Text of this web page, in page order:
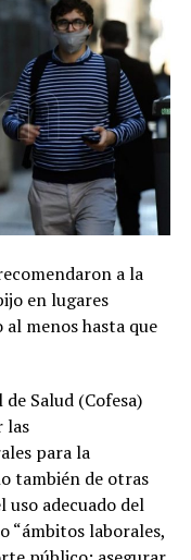
a la
en lugares
menos hasta que
Salud (Cofesa)
las
para la
también de otras
uso adecuado del
“ámbitos laborales,